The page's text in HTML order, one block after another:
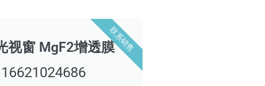
视窗 MgF2增透膜联系销售